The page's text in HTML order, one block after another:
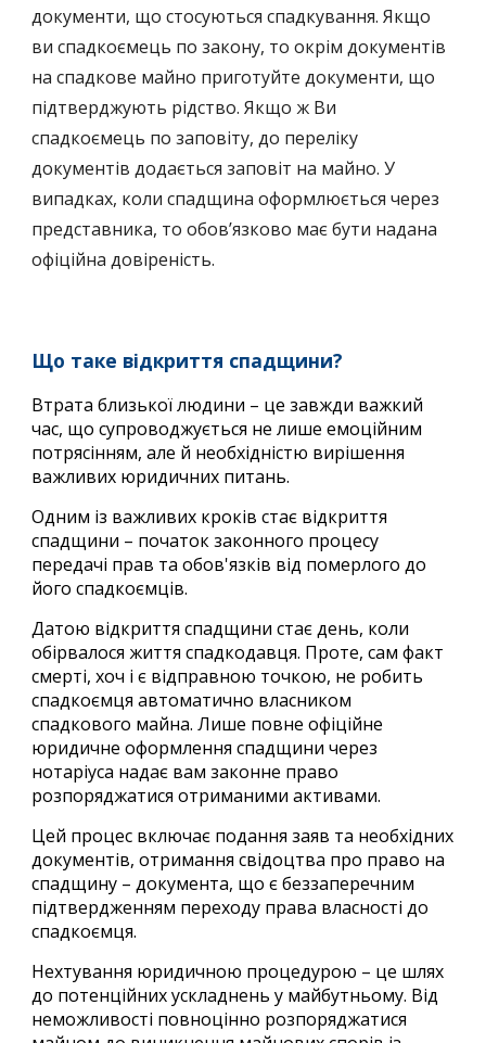
документи, що стосуються спадкування. Якщо
ви спадкоємець по закону, то окрім документів
на спадкове майно приготуйте документи, що
підтверджують рідство. Якщо ж Ви
спадкоємець по заповіту, до переліку
документів додається заповіт на майно. У
випадках, коли спадщина оформлюється через
представника, то обовʼязково має бути надана
офіційна довіреність.
Що таке відкриття спадщини?
Втрата близької людини – це завжди важкий
час, що супроводжується не лише емоційним
потрясінням, але й необхідністю вирішення
важливих юридичних питань.
Одним із важливих кроків стає відкриття
спадщини – початок законного процесу
передачі прав та обов'язків від померлого до
його спадкоємців.
Датою відкриття спадщини стає день, коли
обірвалося життя спадкодавця. Проте, сам факт
смерті, хоч і є відправною точкою, не робить
спадкоємця автоматично власником
спадкового майна. Лише повне офіційне
юридичне оформлення спадщини через
нотаріуса надає вам законне право
розпоряджатися отриманими активами.
Цей процес включає подання заяв та необхідних
документів, отриманнясвідоцтва про право на
спадщину – документа, що є беззаперечним
підтвердженням переходу права власності до
спадкоємця.
Нехтування юридичною процедурою – це шлях
до потенційних ускладнень у майбутньому. Від
неможливості повноцінно розпоряджатися